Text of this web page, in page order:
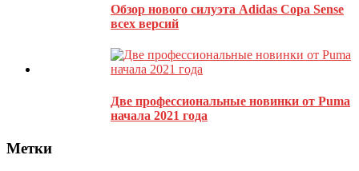
как обрабатываются ваши данные комментариев.
Обзор нового силуэта Adidas Copa Sense
всех версий
Две профессиональные новинки от Puma
начала 2021 года
Метки